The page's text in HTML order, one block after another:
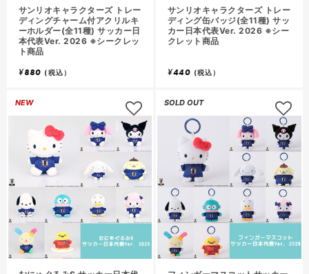
サンリオキャラクターズ トレー
ディングチャーム付アクリルキ
ーホルダー(全11種) サッカー日
本代表Ver. 2026 ※シークレッ
ト商品
¥880 (税込）
サンリオキャラクターズ トレー
ディング缶バッジ(全11種) サッ
カー日本代表Ver. 2026 ※シー
クレット商品
¥440 (税込）
NEW SOLD OUT